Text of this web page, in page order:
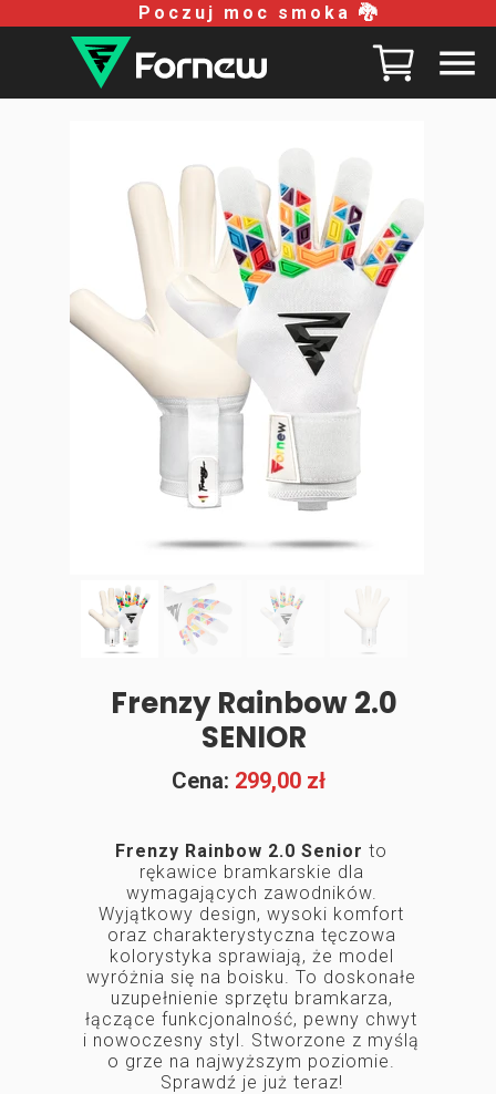
Poczuj moc smoka 🐉
Frenzy Rainbow 2.0
SENIOR
Cena: 299,00 zł
Frenzy Rainbow 2.0 Senior to
rękawice bramkarskie dla
wymagających zawodników.
Wyjątkowy design, wysoki komfort
oraz charakterystyczna tęczowa
kolorystyka sprawiają, że model
wyróżnia się na boisku. To doskonałe
uzupełnienie sprzętu bramkarza,
łączące funkcjonalność, pewny chwyt
i nowoczesny styl. Stworzone z myślą
o grze na najwyższym poziomie.
Sprawdź je już teraz!